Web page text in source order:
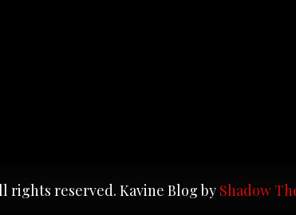
rights reserved. Kavine Blog by Shadow